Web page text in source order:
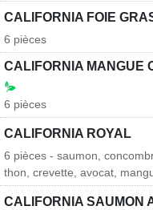
CALIFORNIA FOIE
6 pièces
CALIFORNIA MANGUE
6 pièces
CALIFORNIA ROYAL
6 pièces - saumon,
thon, crevette, avocat,
CALIFORNIA SAUMON